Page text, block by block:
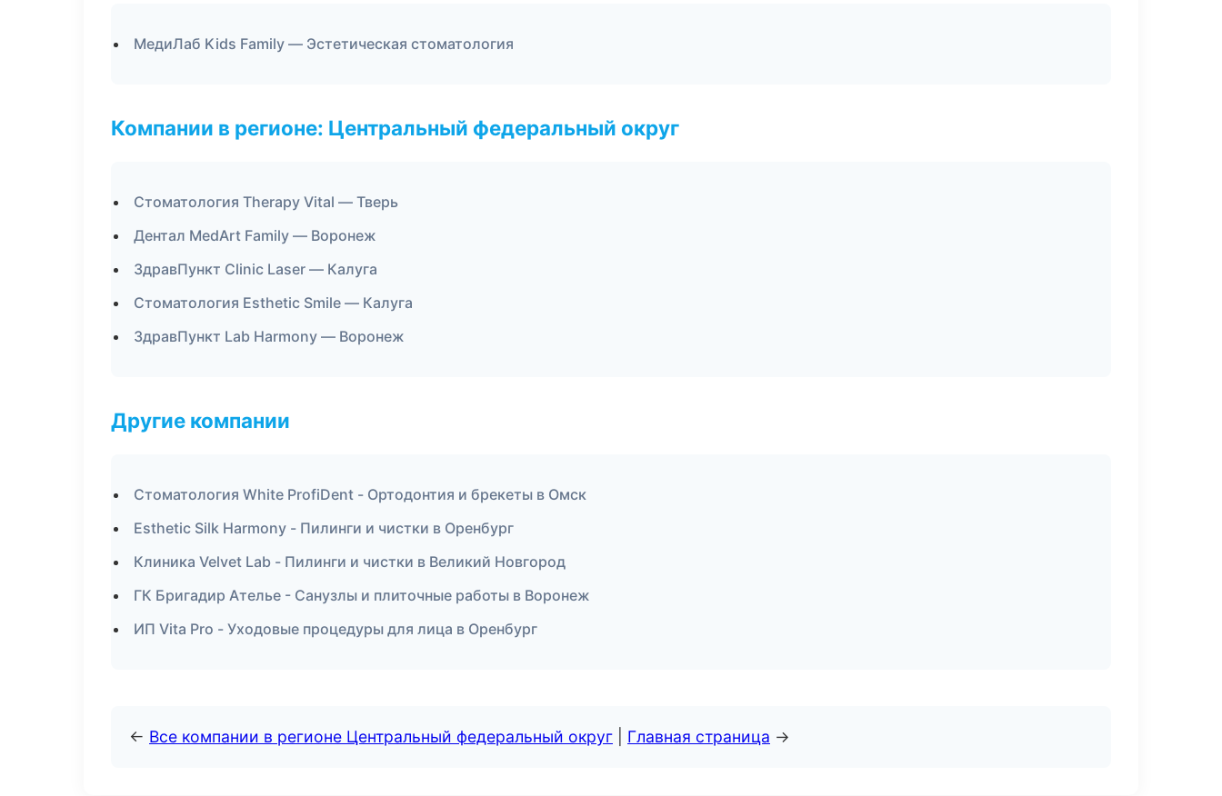
МедиЛаб Kids Family — Эстетическая стоматология
Компании в регионе: Центральный федеральный округ
Стоматология Therapy Vital — Тверь
Дентал MedArt Family — Воронеж
ЗдравПункт Clinic Laser — Калуга
Стоматология Esthetic Smile — Калуга
ЗдравПункт Lab Harmony — Воронеж
Другие компании
Стоматология White ProfiDent - Ортодонтия и брекеты в Омск
Esthetic Silk Harmony - Пилинги и чистки в Оренбург
Клиника Velvet Lab - Пилинги и чистки в Великий Новгород
ГК Бригадир Ателье - Санузлы и плиточные работы в Воронеж
ИП Vita Pro - Уходовые процедуры для лица в Оренбург
← Все компании в регионе Центральный федеральный округ Главная страница →